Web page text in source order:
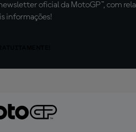
oficial da MotoGP™, com
informações!